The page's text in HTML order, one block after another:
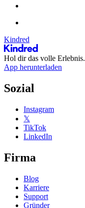
Kindred
Hol dir das volle Erlebnis.
App herunterladen
Sozial
Instagram
𝕏
TikTok
LinkedIn
Firma
Blog
Karriere
Support
Gründer